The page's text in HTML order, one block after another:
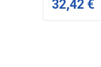
32,42 €